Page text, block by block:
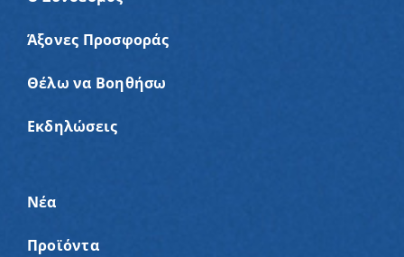
Άξονες Προσφοράς
Θέλω να Βοηθήσω
Εκδηλώσεις
Νέα
Προϊόντα